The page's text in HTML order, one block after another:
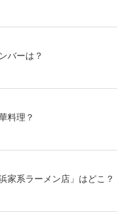
バーは？
料理？
家系ラーメン店」はどこ？